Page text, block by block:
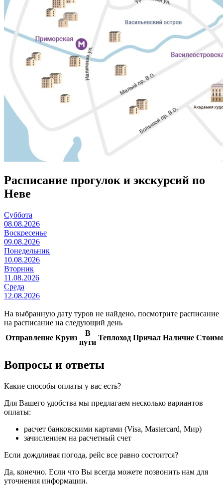
Расписание прогулок и экскурсий по
Неве
Суббота
08.08.2026
Воскресенье
09.08.2026
Понедельник
10.08.2026
Вторник
11.08.2026
Среда
12.08.2026
На выбранную дату туров не найдено, посмотрите расписание
на расписание на следующий день
Отправление Круиз
В
пути
Теплоход Причал Наличие
Вопросы и ответы
Какие способы оплаты у вас есть?
Для Вашего удобства мы предлагаем несколько вариантов
оплаты:
расчет банковскими картами (Visa, Mastercard, Мир)
зачислением на расчетный счет
Если дождливая погода, рейс все равно состоится?
Да, конечно. Если что Вы всегда можете позвонить нам для
уточнения информации.